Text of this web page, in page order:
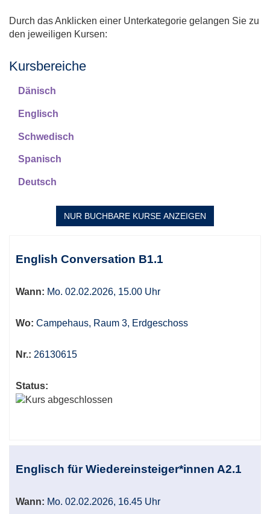
Durch das Anklicken einer Unterkategorie gelangen Sie zu
den jeweiligen Kursen:
Kursbereiche
Dänisch
Englisch
Schwedisch
Spanisch
Deutsch
NUR BUCHBARE KURSE ANZEIGEN
Tabellenüberschriften
können
werden.
English Conversation B1.1
Wann: Mo. 02.02.2026, 15.00 Uhr
Wo: Campehaus, Raum 3, Erdgeschoss
Nr.: 26130615
Status:
Englisch für Wiedereinsteiger*innen A2.1
Wann: Mo. 02.02.2026, 16.45 Uhr